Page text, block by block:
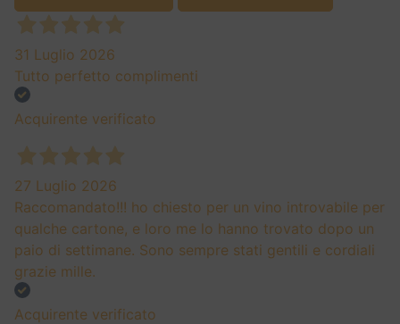
31 Luglio 2026
Tutto perfetto complimenti
Acquirente verificato
27 Luglio 2026
Raccomandato!!! ho chiesto per un vino introvabile per
qualche cartone, e loro me lo hanno trovato dopo un
paio di settimane. Sono sempre stati gentili e cordiali
grazie mille.
Acquirente verificato